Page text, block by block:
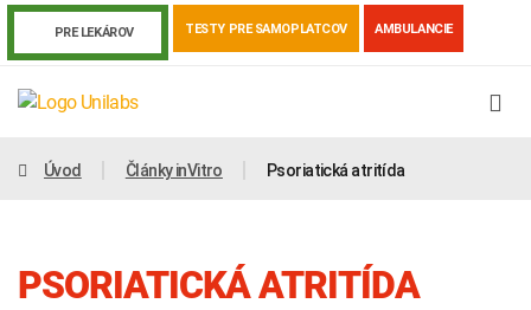
PRE LEKÁROV TESTY PRE SAMOPLATCOV AMBULANCIE
Úvod Články inVitro Psoriatická atritída
PSORIATICKÁ ATRITÍDA